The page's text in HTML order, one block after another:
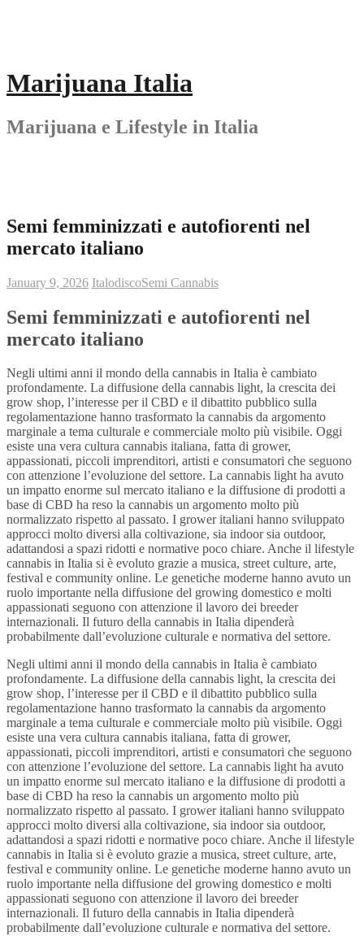
Marijuana Italia
Marijuana e Lifestyle in Italia
Semi femminizzati e autofiorenti nel
mercato italiano
January 9, 2026 ItalodiscoSemi Cannabis
Semi femminizzati e autofiorenti nel
mercato italiano
Negli ultimi anni il mondo della cannabis in Italia è cambiato
profondamente. La diffusione della cannabis light, la crescita dei
grow shop, l’interesse per il CBD e il dibattito pubblico sulla
regolamentazione hanno trasformato la cannabis da argomento
marginale a tema culturale e commerciale molto più visibile. Oggi
esiste una vera cultura cannabis italiana, fatta di grower,
appassionati, piccoli imprenditori, artisti e consumatori che seguono
con attenzione l’evoluzione del settore. La cannabis light ha avuto
un impatto enorme sul mercato italiano e la diffusione di prodotti a
base di CBD ha reso la cannabis un argomento molto più
normalizzato rispetto al passato. I grower italiani hanno sviluppato
approcci molto diversi alla coltivazione, sia indoor sia outdoor,
adattandosi a spazi ridotti e normative poco chiare. Anche il lifestyle
cannabis in Italia si è evoluto grazie a musica, street culture, arte,
festival e community online. Le genetiche moderne hanno avuto un
ruolo importante nella diffusione del growing domestico e molti
appassionati seguono con attenzione il lavoro dei breeder
internazionali. Il futuro della cannabis in Italia dipenderà
probabilmente dall’evoluzione culturale e normativa del settore.
Negli ultimi anni il mondo della cannabis in Italia è cambiato
profondamente. La diffusione della cannabis light, la crescita dei
grow shop, l’interesse per il CBD e il dibattito pubblico sulla
regolamentazione hanno trasformato la cannabis da argomento
marginale a tema culturale e commerciale molto più visibile. Oggi
esiste una vera cultura cannabis italiana, fatta di grower,
appassionati, piccoli imprenditori, artisti e consumatori che seguono
con attenzione l’evoluzione del settore. La cannabis light ha avuto
un impatto enorme sul mercato italiano e la diffusione di prodotti a
base di CBD ha reso la cannabis un argomento molto più
normalizzato rispetto al passato. I grower italiani hanno sviluppato
approcci molto diversi alla coltivazione, sia indoor sia outdoor,
adattandosi a spazi ridotti e normative poco chiare. Anche il lifestyle
cannabis in Italia si è evoluto grazie a musica, street culture, arte,
festival e community online. Le genetiche moderne hanno avuto un
ruolo importante nella diffusione del growing domestico e molti
appassionati seguono con attenzione il lavoro dei breeder
internazionali. Il futuro della cannabis in Italia dipenderà
probabilmente dall’evoluzione culturale e normativa del settore.